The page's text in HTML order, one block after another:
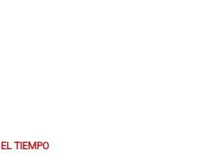
EL TIEMPO